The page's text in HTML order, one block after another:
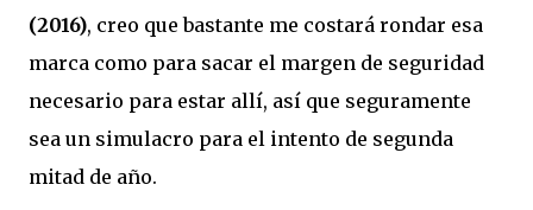
(2016), creo que bastante me costará rondar esa
marca como para sacar el margen de seguridad
necesario para estar allí, así que seguramente
sea un simulacro para el intento de segunda
mitad de año.